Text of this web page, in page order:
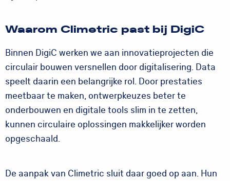
Waarom Climetric past bij DigiC
Binnen DigiC werken we aan innovatieprojecten die
circulair bouwen versnellen door digitalisering. Data
speelt daarin een belangrijke rol. Door prestaties
meetbaar te maken, ontwerpkeuzes beter te
onderbouwen en digitale tools slim in te zetten,
kunnen circulaire oplossingen makkelijker worden
opgeschaald.
De aanpak van Climetric sluit daar goed op aan. Hun